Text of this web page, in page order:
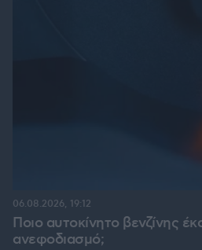
Ποιο αυτοκίνητο βενζίνης
ανεφοδιασμό;
06.08.2026, 19:12